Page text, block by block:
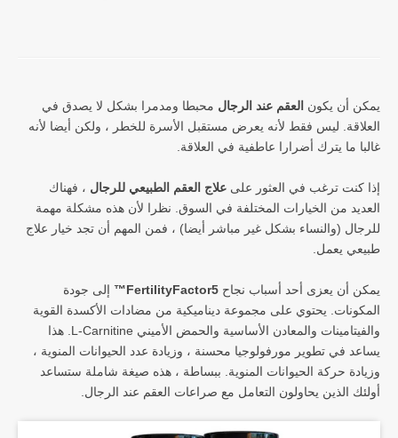
يمكن أن يكون العقم عند الرجال محبطا ومدمرا بشكل لا يصدق في
العلاقة. ليس فقط لأنه يعرض مستقبل الأسرة للخطر ، ولكن أيضا لأنه
غالبا ما يترك أضرارا عاطفية في العلاقة.
إذا كنت ترغب في العثور على علاج العقم الطبيعي للرجال ، فهناك
العديد من الخيارات المختلفة في السوق. نظرا لأن هذه مشكلة مهمة
للرجال (والنساء بشكل غير مباشر أيضا) ، فمن المهم أن تجد خيار علاج
طبيعي يعمل.
يمكن أن يعزى أحد أسباب نجاح FertilityFactor5™
إلى جودة
المكونات. يحتوي على مجموعة ديناميكية من مضادات الأكسدة القوية
والفيتامينات والمعادن الأساسية والحمض الأميني L-Carnitine. هذا
يساعد في تطوير مورفولوجيا محسنة ، وزيادة عدد الحيوانات المنوية ،
وزيادة حركة الحيوانات المنوية. ببساطة ، هذه صيغة شاملة ستساعد
أولئك الذين يحاولون التعامل مع صراعات العقم عند الرجال.